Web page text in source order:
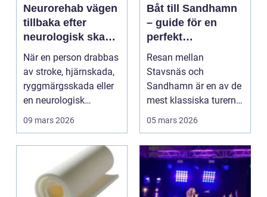
Neurorehab vägen
tillbaka efter
neurologisk skada
eller sjukdom
När en person drabbas
av stroke, hjärnskada,
ryggmärgsskada eller
en neurologisk
sjukdom förändras v...
09 mars 2026
Båt till Sandhamn
– guide för en
perfekt
skärgårdsdag
Resan mellan
Stavsnäs och
Sandhamn är en av de
mest klassiska turerna
i Stockholms skä...
05 mars 2026